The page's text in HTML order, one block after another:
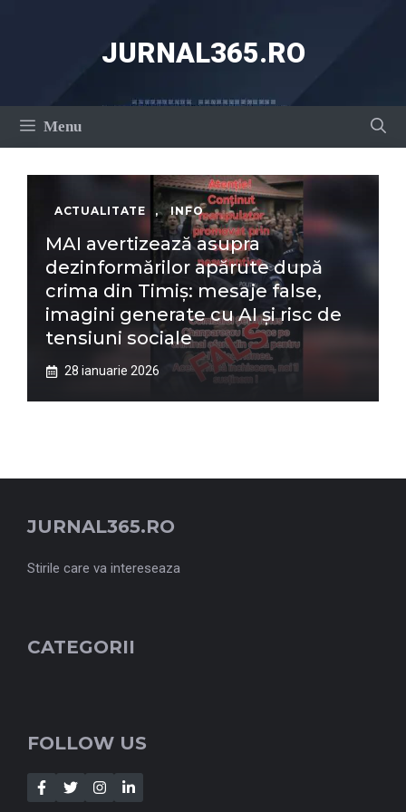
JURNAL365.RO
Menu
ACTUALITATE , INFO
MAI avertizează asupra
dezinformărilor apărute după
crima din Timiș: mesaje false,
imagini generate cu AI și risc de
tensiuni sociale
28 ianuarie 2026
JURNAL365.RO
Stirile care va intereseaza
CATEGORII
FOLLOW US